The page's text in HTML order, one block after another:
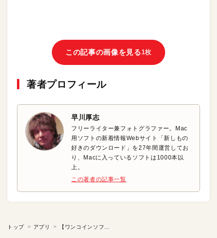
この記事の画像を見る1枚
著者プロフィール
早川厚志
フリーライター兼フォトグラファー。Mac
用ソフトの新着情報Webサイト「新しもの
好きのダウンロード」を27年間運営してお
り、Macに入っているソフトは1000本以
上。
この著者の記事一覧
トップ アプリ